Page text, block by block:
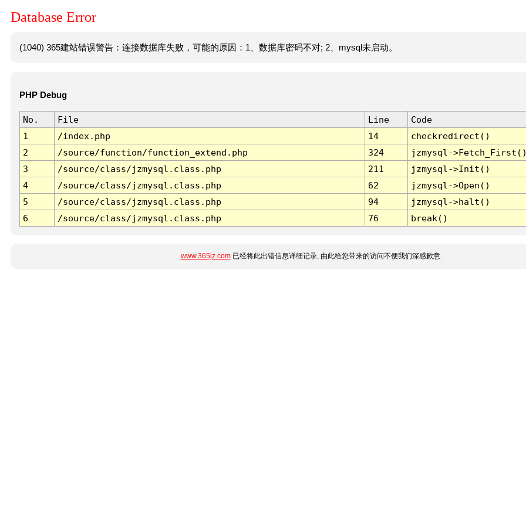
Database Error
(1040) 365建站错误警告：连接数据库失败，可能的原因：1、数据库密码不对; 2、mysql未启动。
PHP Debug
No. File Line
Code
1
/index.php 14
checkredirect()
2
/source/function/function_extend.php 324
jzmysql-
3
/source/class/jzmysql.class.php 211
jzmysql->Init()
4
/source/class/jzmysql.class.php 62
jzmysql->Open()
5
/source/class/jzmysql.class.php 94
jzmysql->halt()
6
/source/class/jzmysql.class.php 76 break()
www.365jz.com已经将此出错信息详细记录, 由此给您带来的访问不便我们深感歉意.